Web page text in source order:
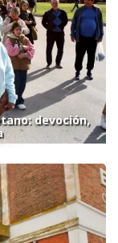
devoción,